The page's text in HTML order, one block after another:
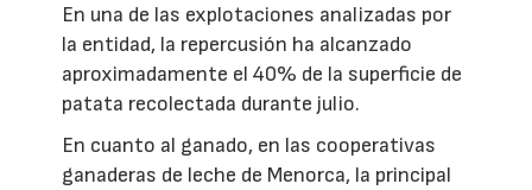
En una de las explotaciones analizadas por
la entidad, la repercusión ha alcanzado
aproximadamente el 40% de la superficie de
patata recolectada durante julio.
En cuanto al ganado, en las cooperativas
ganaderas de leche de Menorca, la principal